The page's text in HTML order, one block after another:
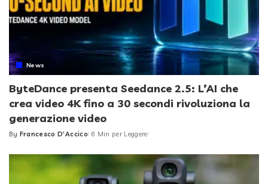
News
ByteDance presenta Seedance 2.5: L’AI che
crea video 4K fino a 30 secondi rivoluziona la
generazione video
Posted
By Francesco D'Accico 6 Min per Leggere